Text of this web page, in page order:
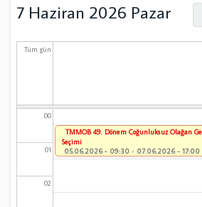
7 Haziran 2026 Pazar
Tüm gün
00
01
02
TMMOB 49. Dönem Çoğunluksuz Olağan
Seçimi
05.06.2026 - 09:30 - 07.06.2026 - 17:00